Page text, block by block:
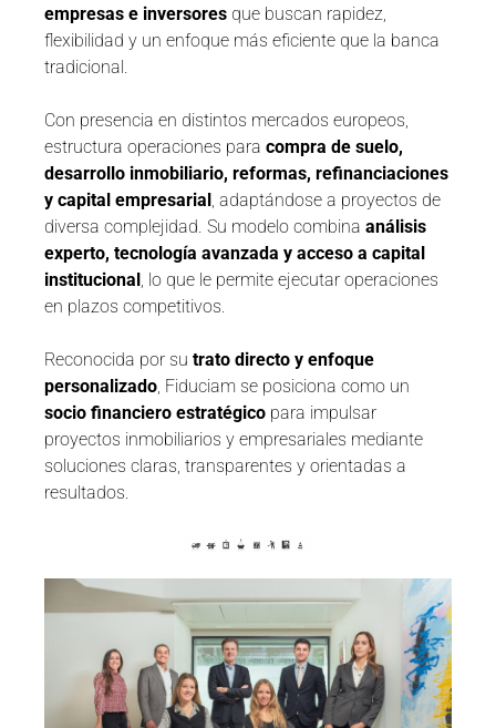
empresas e inversores que buscan rapidez,
flexibilidad y un enfoque más eficiente que la banca
tradicional.
Con presencia en distintos mercados europeos,
estructura operaciones para compra de suelo,
desarrollo inmobiliario, reformas, refinanciaciones
y capital empresarial , adaptándose a proyectos de
diversa complejidad. Su modelo combina análisis
experto, tecnología avanzada y acceso a capital
institucional , lo que le permite ejecutar operaciones
en plazos competitivos.
Reconocida por su trato directo y enfoque
personalizado, Fiduciam se posiciona como un
socio financiero estratégico para impulsar
proyectos inmobiliarios y empresariales mediante
soluciones claras, transparentes y orientadas a
resultados.